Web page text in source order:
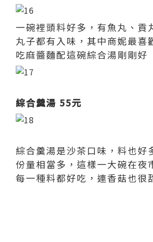
一碗裡頭料好多，有魚丸、貢
丸子都有入味，其中商妮最
吃麻醬麵配這碗綜合湯剛剛好
綜合羹湯 55元
綜合羹湯是沙茶口味，料也好
份量相當多，這樣一大碗在
每一種料都好吃，連香菇也很